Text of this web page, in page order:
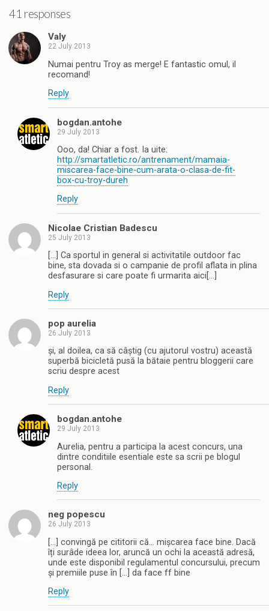
41 responses
Valy
22 July 2013
Numai pentru Troy as merge! E fantastic omul, il
recomand!
Reply
bogdan.antohe
29 July 2013
Ooo, da! Chiar a fost. Ia uite:
http://smartatletic.ro/antrenament/mamaia-
miscarea-face-bine-cum-arata-o-clasa-de-fit-
box-cu-troy-dureh
Reply
Nicolae Cristian Badescu
25 July 2013
[…] Ca sportul in general si activitatile outdoor fac
bine, sta dovada si o campanie de profil aflata in plina
desfasurare si care poate fi urmarita aici[…]
Reply
pop aurelia
26 July 2013
și, al doilea, ca să câștig (cu ajutorul vostru) această
superbă bicicletă pusă la bătaie pentru bloggerii care
scriu despre acest
Reply
bogdan.antohe
29 July 2013
Aurelia, pentru a participa la acest concurs, una
dintre conditiile esentiale este sa scrii pe blogul
personal.
Reply
neg popescu
26 July 2013
[…] convingă pe cititorii că… mișcarea face bine. Dacă
îți surâde ideea lor, aruncă un ochi la această adresă,
unde este disponibil regulamentul concursului, precum
și premiile puse în […] da face ff bine
Reply